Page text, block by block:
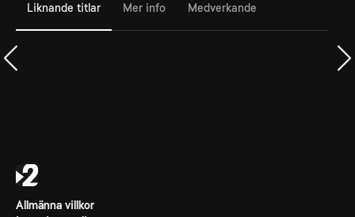
Liknande titlar Mer info Medverkande
Allmänna villkor